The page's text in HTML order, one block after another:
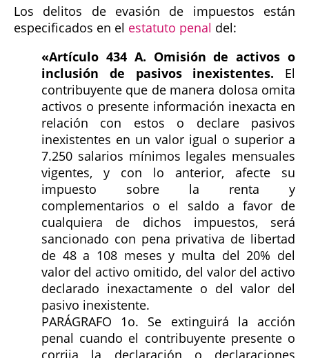
Los delitos de evasión de impuestos están
especificados en el estatuto penal del:
«Artículo 434 A. Omisión de activos o
inclusión de pasivos inexistentes. El
contribuyente que de manera dolosa omita
activos o presente información inexacta en
relación con estos o declare pasivos
inexistentes en un valor igual o superior a
7.250 salarios mínimos legales mensuales
vigentes, y con lo anterior, afecte su
impuesto sobre la renta y
complementarios o el saldo a favor de
cualquiera de dichos impuestos, será
sancionado con pena privativa de libertad
de 48 a 108 meses y multa del 20% del
valor del activo omitido, del valor del activo
declarado inexactamente o del valor del
pasivo inexistente.
PARÁGRAFO 1o. Se extinguirá la acción
penal cuando el contribuyente presente o
corrija la declaración o declaraciones